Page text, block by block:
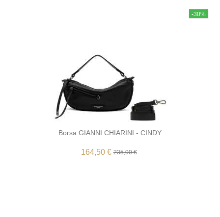
-30%
Borsa GIANNI CHIARINI - CINDY
164,50 €235,00 €